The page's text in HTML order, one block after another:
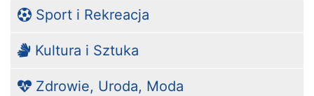
Sport i Rekreacja
Kultura i Sztuka
Zdrowie, Uroda, Moda